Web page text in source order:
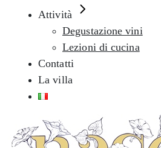
Attività
Degustazione vini
Lezioni di cucina
Contatti
La villa